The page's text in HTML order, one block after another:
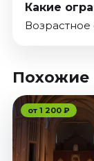
Какие
Возрастное
Похожие
от 1 200 ₽